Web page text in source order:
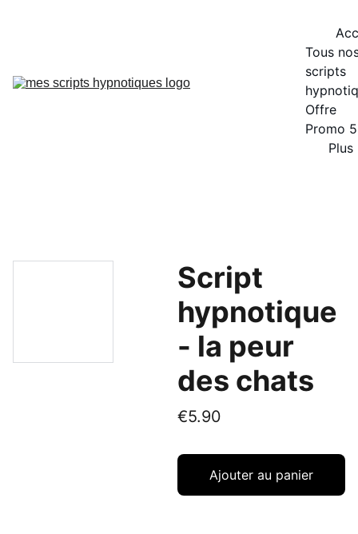
Tous
scripts
Offre
Promo
Plus
Script
hypnotique
- la peur
des chats
€5.90
Ajouter au panier